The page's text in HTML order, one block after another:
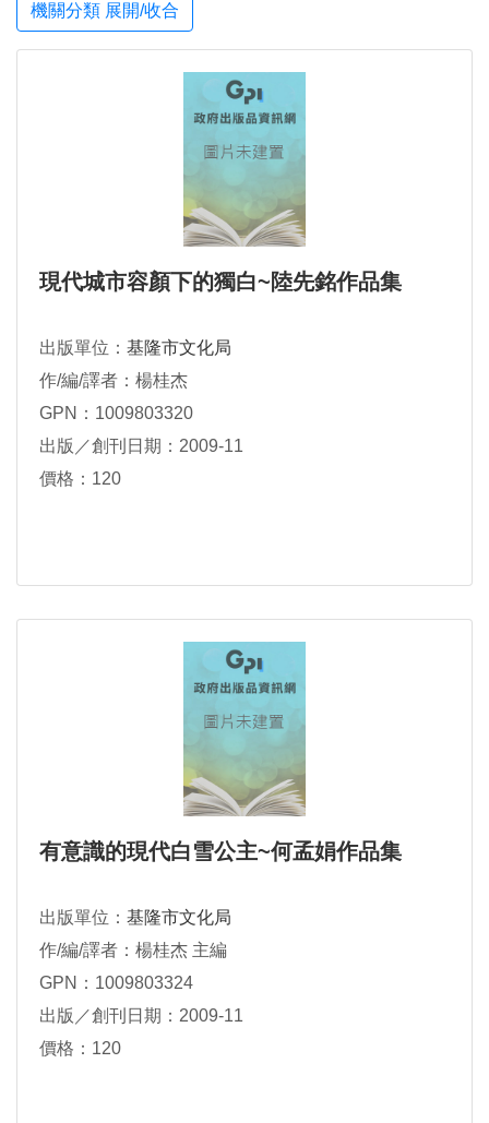
機關分類 展開/收合
現代城市容顏下的獨白~陸先銘作品集
出版單位： 基隆市文化局
作/編/譯者：楊桂杰
GPN：1009803320
出版／創刊日期：2009-11
價格：120
有意識的現代白雪公主~何孟娟作品集
出版單位： 基隆市文化局
作/編/譯者：楊桂杰 主編
GPN：1009803324
出版／創刊日期：2009-11
價格：120